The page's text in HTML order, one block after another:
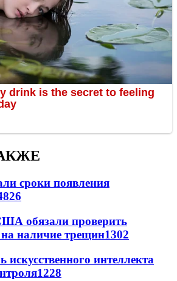
сроки появления
обязали проверить
наличие трещин1302
искусственного интеллекта
1228